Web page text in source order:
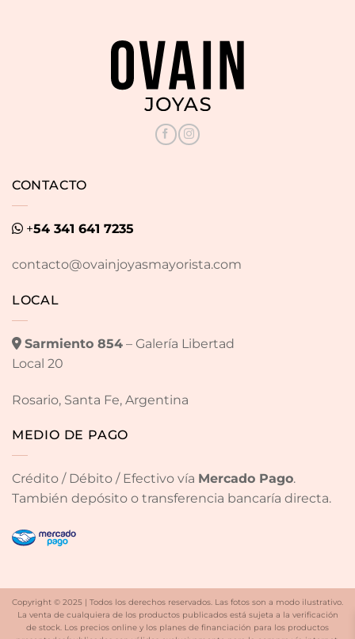
LOCAL
Sarmiento 854– Galería Libertad
Local 20
Rosario, Santa Fe, Argentina
MEDIO DE PAGO
Crédito / Débito / Efectivo vía Mercado Pago.
También depósito o transferencia bancaría directa.
CONTACTO
+54 341 641 7235
contacto@ovainjoyasmayorista.com
Copyright © 2025 | Todos los derechos reservados. Las fotos son a modo ilustrativo.
La venta de cualquiera de los productos publicados está sujeta a la verificación
de stock. Los precios online y los planes de financiación para los productos